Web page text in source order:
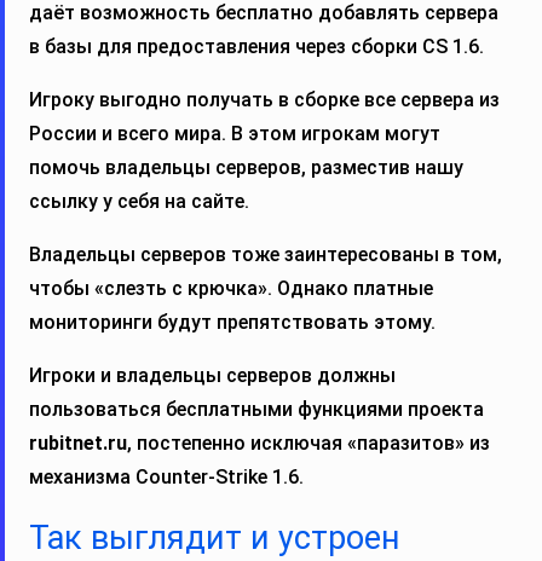
даёт возможность бесплатно добавлять сервера
в базы для предоставления через сборки CS 1.6.
Игроку выгодно получать в сборке все сервера из
России и всего мира. В этом игрокам могут
помочь владельцы серверов, разместив нашу
ссылку у себя на сайте.
Владельцы серверов тоже заинтересованы в том,
чтобы «слезть с крючка». Однако платные
мониторинги будут препятствовать этому.
Игроки и владельцы серверов должны
пользоваться бесплатными функциями проекта
rubitnet.ru, постепенно исключая «паразитов» из
механизма Counter‑Strike 1.6.
Так выглядит и устроен